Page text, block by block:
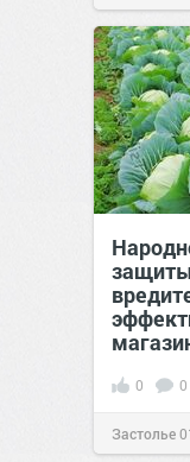
позитива!
0 0
Застолье